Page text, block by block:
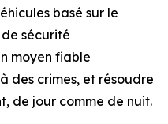
basé sur le
sécurité
moyen fiable
des crimes, et résoudre
de jour comme de nuit.